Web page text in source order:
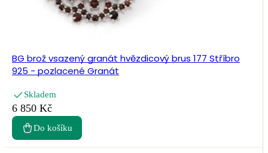
BG brož vsazený granát hvězdicový brus 177 Stříbro
925 - pozlacené Granát
Skladem
6 850 Kč
Do košíku